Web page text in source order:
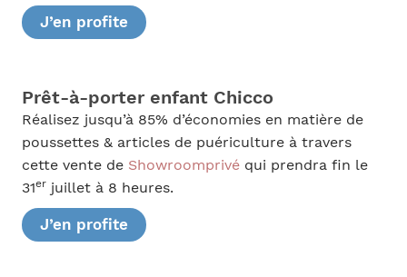
J’en profite
Prêt-à-porter enfant Chicco
Réalisez jusqu’à 85% d’économies en matière de
poussettes & articles de puériculture à travers
cette vente de Showroomprivéqui prendra fin le
31erjuillet à 8 heures.
J’en profite